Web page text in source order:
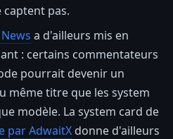
pas.
a d'ailleurs mis en
: certains commentateurs
pourrait devenir un
même titre que les system
modèle. La system card de
par AdwaitX donne d'ailleurs